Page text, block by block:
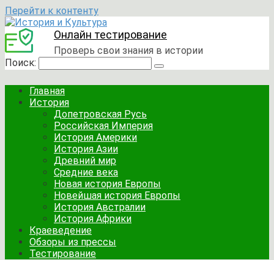
Перейти к контенту
Онлайн тестирование
Проверь свои знания в истории
Поиск:
Главная
История
Допетровская Русь
Российская Империя
История Америки
История Азии
Древний мир
Средние века
Новая история Европы
Новейшая история Европы
История Австралии
История Африки
Краеведение
Обзоры из прессы
Тестирование